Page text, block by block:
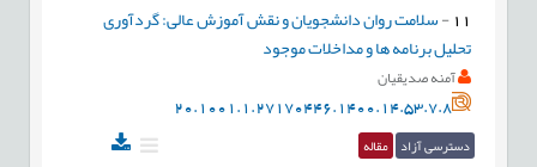
11
-سلامت روان دانشجویان و نقش آموزش عالی: گردآوری
تحلیل برنامه ها و مداخلات موجود
آمنه صدیقیان
20.1001.1.27170446.1400.14.53.7.8
دسترسی آزاد مقاله